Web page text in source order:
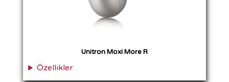
Unitron Moxi More R
Özellikler